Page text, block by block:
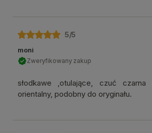
5/5
moni
Zweryfikowany zakup
słodkawe ,otulające, czuć czarna
orientalny, podobny do oryginału.